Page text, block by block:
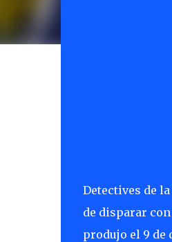
Detectives de
de disparar con
produjo el 9 de